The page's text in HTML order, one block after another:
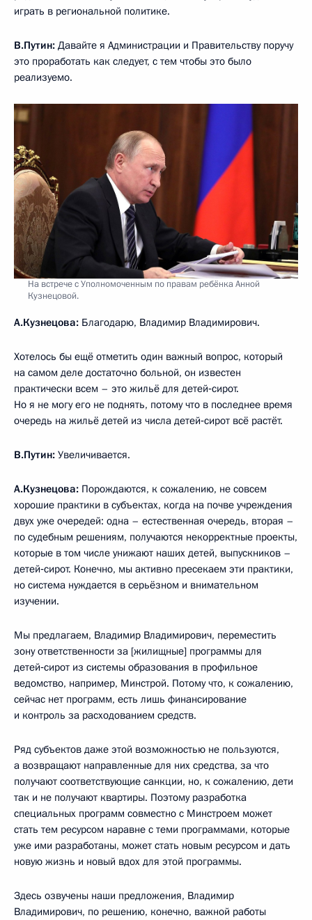
играть в региональной политике.
В.Путин: Давайте я Администрации и Правительству поручу
это проработать как следует, с тем чтобы это было
реализуемо.
На встрече с Уполномоченным по правам ребёнка Анной
Кузнецовой.
А.Кузнецова: Благодарю, Владимир Владимирович.
Хотелось бы ещё отметить один важный вопрос, который
на самом деле достаточно больной, он известен
практически всем – это жильё для детей‑сирот.
Но я не могу его не поднять, потому что в последнее время
очередь на жильё детей из числа детей‑сирот всё растёт.
В.Путин: Увеличивается.
А.Кузнецова: Порождаются, к сожалению, не совсем
хорошие практики в субъектах, когда на почве учреждения
двух уже очередей: одна – естественная очередь, вторая –
по судебным решениям, получаются некорректные проекты,
которые в том числе унижают наших детей, выпускников –
детей‑сирот. Конечно, мы активно пресекаем эти практики,
но система нуждается в серьёзном и внимательном
изучении.
Мы предлагаем, Владимир Владимирович, переместить
зону ответственности за [жилищные] программы для
детей‑сирот из системы образования в профильное
ведомство, например, Минстрой. Потому что, к сожалению,
сейчас нет программ, есть лишь финансирование
и контроль за расходованием средств.
Ряд субъектов даже этой возможностью не пользуются,
а возвращают направленные для них средства, за что
получают соответствующие санкции, но, к сожалению, дети
так и не получают квартиры. Поэтому разработка
специальных программ совместно с Минстроем может
стать тем ресурсом наравне с теми программами, которые
уже ими разработаны, может стать новым ресурсом и дать
новую жизнь и новый вдох для этой программы.
Здесь озвучены наши предложения, Владимир
Владимирович, по решению, конечно, важной работы